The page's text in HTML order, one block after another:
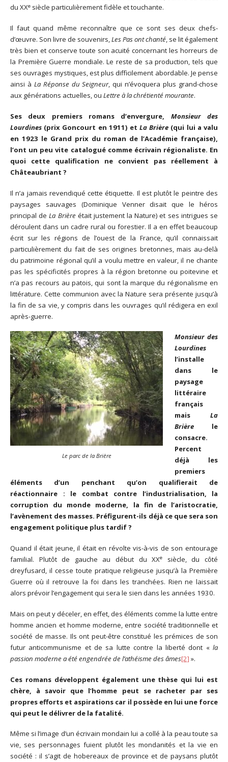
du XXe siècle particulièrement fidèle et touchante.
Il faut quand même reconnaître que ce sont ses deux chefs-
d’œuvre. Son livre de souvenirs,Les Pas ont chanté, se lit également
très bien et conserve toute son acuité concernant les horreurs de
la Première Guerre mondiale. Le reste de sa production, tels que
ses ouvrages mystiques, est plus difficilement abordable. Je pense
ainsi à La Réponse du Seigneur, qui n’évoquera plus grand-chose
aux générations actuelles, ou Lettre à la chrétienté mourante.
Ses deux premiers romans d’envergure, Monsieur des
Lourdines (prix Goncourt en 1911) etLa Brière (qui lui a valu
en 1923 le Grand prix du roman de l’Académie française),
l’ont un peu vite catalogué comme écrivain régionaliste. En
quoi cette qualification ne convient pas réellement à
Châteaubriant ?
Il n’a jamais revendiqué cette étiquette. Il est plutôt le peintre des
paysages sauvages (Dominique Venner disait que le héros
principal deLa Brière était justement la Nature) et ses intrigues se
déroulent dans un cadre rural ou forestier. Il a en effet beaucoup
écrit sur les régions de l’ouest de la France, qu’il connaissait
particulièrement du fait de ses origines bretonnes, mais au-delà
du patrimoine régional qu’il a voulu mettre en valeur, il ne chante
pas les spécificités propres à la région bretonne ou poitevine et
n’a pas recours au patois, qui sont la marque du régionalisme en
littérature. Cette communion avec la Nature sera présente jusqu’à
la fin de sa vie, y compris dans les ouvrages qu’il rédigera en exil
après-guerre.
Le parc de la Brière
Monsieur des
Lourdines
l’installe
dans le
paysage
littéraire
français
mais La
Brière le
consacre.
Percent
déjà les
premiers
éléments d’un penchant qu’on qualifierait de
réactionnaire : le combat contre l’industrialisation, la
corruption du monde moderne, la fin de l’aristocratie,
l’avènement des masses. Préfigurent-ils déjà ce que sera son
engagement politique plus tardif ?
Quand il était jeune, il était en révolte vis-à-vis de son entourage
familial. Plutôt de gauche au début du XXe
siècle, du côté
dreyfusard, il cesse toute pratique religieuse jusqu’à la Première
Guerre où il retrouve la foi dans les tranchées. Rien ne laissait
alors prévoir l’engagement qui sera le sien dans les années 1930.
Mais on peut y déceler, en effet, des éléments comme la lutte entre
homme ancien et homme moderne, entre société traditionnelle et
société de masse. Ils ont peut-être constitué les prémices de son
futur anticommunisme et de sa lutte contre la liberté dont « la
passion moderne a été engendrée de l’athéisme des âmes[2] ».
Ces romans développent également une thèse qui lui est
chère, à savoir que l’homme peut se racheter par ses
propres efforts et aspirations car il possède en lui une force
qui peut le délivrer de la fatalité.
Même si l’image d’un écrivain mondain lui a collé à la peau toute sa
vie, ses personnages fuient plutôt les mondanités et la vie en
société : il s’agit de hobereaux de province et de paysans plutôt